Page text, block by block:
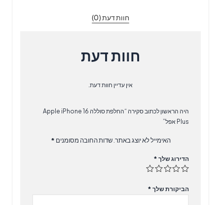
חוות דעת (0)
חוות דעת
אין עדיין חוות דעת.
היה הראשון לכתוב סקירה “החלפת סוללה Apple iPhone 16
Plus אפל”
האימייל לא יוצג באתר. שדות החובה מסומנים *
הדירוג שלך *
הביקורת שלך *